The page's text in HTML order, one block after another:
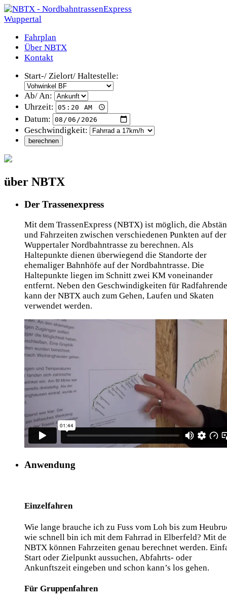
Fahrplan
Über NBTX
Kontakt
Start-/ Zielort/ Haltestelle:
Ab/ An:
Uhrzeit:
Datum:
Geschwindigkeit:
über NBTX
Der Trassenexpress
Mit dem TrassenExpress (NBTX) ist möglich, die
und Fahrzeiten zwischen verschiedenen Punkten auf der
Wuppertaler Nordbahntrasse zu berechnen. Als
Haltepunkte dienen überwiegend die Standorte der
ehemaliger Bahnhöfe auf der Nordbahntrasse. Die
Haltepunkte liegen im Schnitt zwei KM voneinander
entfernt. Neben den Geschwindigkeiten für
kann der NBTX auch zum Gehen, Laufen und Skaten
verwendet werden.
Anwendung
Einzelfahren
Wie lange brauche ich zu Fuss vom Loh bis zum
wie schnell bin ich mit dem Fahrrad in Elberfeld? Mit
NBTX können Fahrzeiten genau berechnet werden.
Start oder Zielpunkt aussuchen, Abfahrts- oder
Ankunftszeit eingeben und schon kann’s los gehen.
Für Gruppenfahren